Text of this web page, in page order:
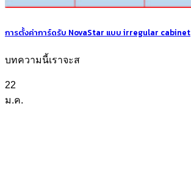
การตั้งค่าการ์ดรับ NovaStar แบบ irregular cabinet
บทความนี้เราจะส
22
ม.ค.